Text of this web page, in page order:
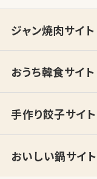
ジャン焼肉サイト
おうち韓食サイト
手作り餃子サイト
おいしい鍋サイト